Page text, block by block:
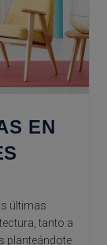
EN
últimas
tanto a
planteándote